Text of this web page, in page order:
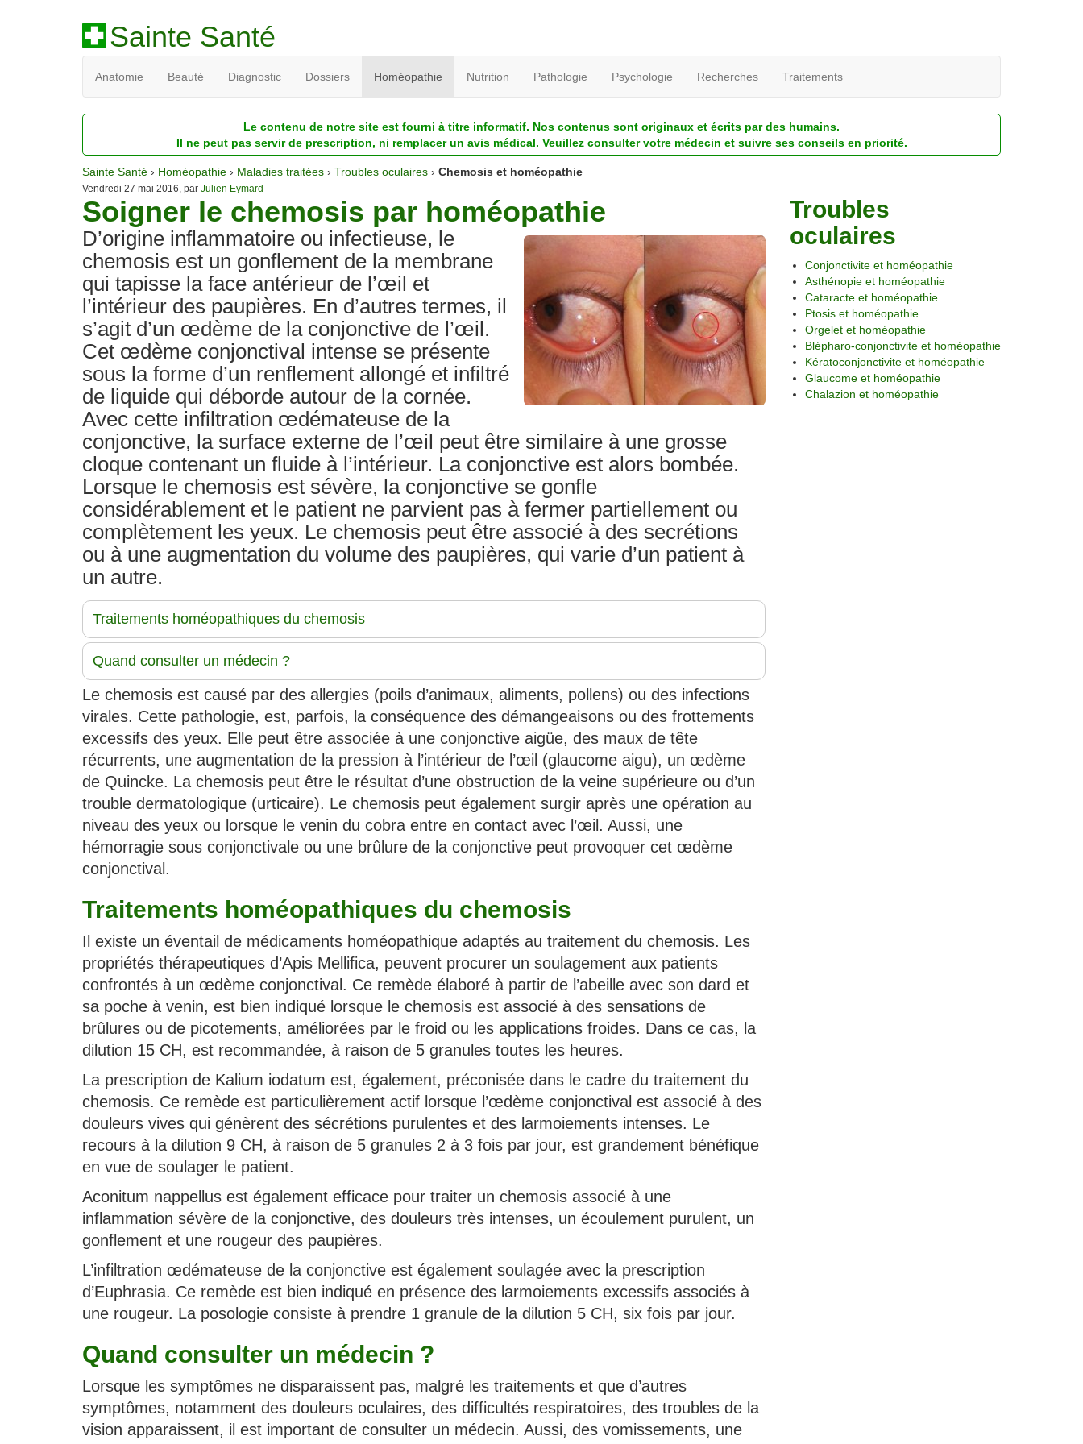
Sainte Santé
Anatomie Beauté Diagnostic Dossiers Homéopathie Nutrition Pathologie Psychologie Recherches Traitements
Le contenu de notre site est fourni à titre informatif. Nos contenus sont originaux et écrits par des humains.
Il ne peut pas servir de prescription, ni remplacer un avis médical. Veuillez consulter votre médecin et suivre ses conseils en priorité.
Sainte Santé › Homéopathie › Maladies traitées › Troubles oculaires › Chemosis et homéopathie
Vendredi 27 mai 2016, par Julien Eymard
Soigner le chemosis par homéopathie
D’origine inflammatoire ou infectieuse, le
chemosis est un gonflement de la membrane
qui tapisse la face antérieur de l’œil et
l’intérieur des paupières. En d’autres termes, il
s’agit d’un œdème de la conjonctive de l’œil.
Cet œdème conjonctival intense se présente
sous la forme d’un renflement allongé et infiltré
de liquide qui déborde autour de la cornée.
Avec cette infiltration œdémateuse de la
conjonctive, la surface externe de l’œil peut être similaire à une grosse
cloque contenant un fluide à l’intérieur. La conjonctive est alors bombée.
Lorsque le chemosis est sévère, la conjonctive se gonfle
considérablement et le patient ne parvient pas à fermer partiellement ou
complètement les yeux. Le chemosis peut être associé à des secrétions
ou à une augmentation du volume des paupières, qui varie d’un patient à
un autre.
Traitements homéopathiques du chemosis
Quand consulter un médecin ?
Le chemosis est causé par des allergies (poils d’animaux, aliments, pollens) ou des infections
virales. Cette pathologie, est, parfois, la conséquence des démangeaisons ou des frottements
excessifs des yeux. Elle peut être associée à une conjonctive aigüe, des maux de tête
récurrents, une augmentation de la pression à l’intérieur de l’œil (glaucome aigu), un œdème
de Quincke. La chemosis peut être le résultat d’une obstruction de la veine supérieure ou d’un
trouble dermatologique (urticaire). Le chemosis peut également surgir après une opération au
niveau des yeux ou lorsque le venin du cobra entre en contact avec l’œil. Aussi, une
hémorragie sous conjonctivale ou une brûlure de la conjonctive peut provoquer cet œdème
conjonctival.
Traitements homéopathiques du chemosis
Il existe un éventail de médicaments homéopathique adaptés au traitement du chemosis. Les
propriétés thérapeutiques d’Apis Mellifica, peuvent procurer un soulagement aux patients
confrontés à un œdème conjonctival. Ce remède élaboré à partir de l’abeille avec son dard et
sa poche à venin, est bien indiqué lorsque le chemosis est associé à des sensations de
brûlures ou de picotements, améliorées par le froid ou les applications froides. Dans ce cas, la
dilution 15 CH, est recommandée, à raison de 5 granules toutes les heures.
La prescription de Kalium iodatum est, également, préconisée dans le cadre du traitement du
chemosis. Ce remède est particulièrement actif lorsque l’œdème conjonctival est associé à des
douleurs vives qui génèrent des sécrétions purulentes et des larmoiements intenses. Le
recours à la dilution 9 CH, à raison de 5 granules 2 à 3 fois par jour, est grandement bénéfique
en vue de soulager le patient.
Aconitum nappellus est également efficace pour traiter un chemosis associé à une
inflammation sévère de la conjonctive, des douleurs très intenses, un écoulement purulent, un
gonflement et une rougeur des paupières.
L’infiltration œdémateuse de la conjonctive est également soulagée avec la prescription
d’Euphrasia. Ce remède est bien indiqué en présence des larmoiements excessifs associés à
une rougeur. La posologie consiste à prendre 1 granule de la dilution 5 CH, six fois par jour.
Quand consulter un médecin ?
Lorsque les symptômes ne disparaissent pas, malgré les traitements et que d’autres
symptômes, notamment des douleurs oculaires, des difficultés respiratoires, des troubles de la
vision apparaissent, il est important de consulter un médecin. Aussi, des vomissements, une
Troubles
oculaires
Conjonctivite et homéopathie
Asthénopie et homéopathie
Cataracte et homéopathie
Ptosis et homéopathie
Orgelet et homéopathie
Blépharo-conjonctivite et homéopathie
Kératoconjonctivite et homéopathie
Glaucome et homéopathie
Chalazion et homéopathie